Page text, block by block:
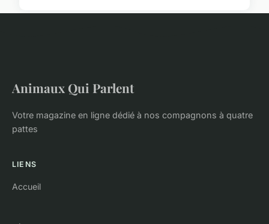
Animaux Qui Parlent
Votre magazine en ligne dédié à nos compagnons à quatre
pattes
LIENS
Accueil